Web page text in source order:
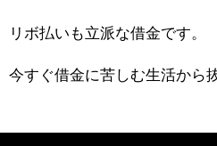
リボ払いも立派な借金です。
今すぐ借金に苦しむ生活から